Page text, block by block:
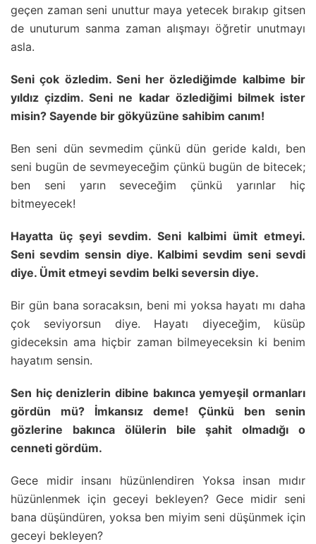
geçen zaman seni unuttur maya yetecek bırakıp gitsen
de unuturum sanma zaman alışmayı öğretir unutmayı
asla.
Seni çok özledim. Seni her özlediğimde kalbime bir
yıldız çizdim. Seni ne kadar özlediğimi bilmek ister
misin? Sayende bir gökyüzüne sahibim canım!
Ben seni dün sevmedim çünkü dün geride kaldı, ben
seni bugün de sevmeyeceğim çünkü bugün de bitecek;
ben seni yarın seveceğim çünkü yarınlar hiç
bitmeyecek!
Hayatta üç şeyi sevdim. Seni kalbimi ümit etmeyi.
Seni sevdim sensin diye. Kalbimi sevdim seni sevdi
diye. Ümit etmeyi sevdim belki seversin diye.
Bir gün bana soracaksın, beni mi yoksa hayatı mı daha
çok seviyorsun diye. Hayatı diyeceğim, küsüp
gideceksin ama hiçbir zaman bilmeyeceksin ki benim
hayatım sensin.
Sen hiç denizlerin dibine bakınca yemyeşil ormanları
gördün mü? İmkansız deme! Çünkü ben senin
gözlerine bakınca ölülerin bile şahit olmadığı o
cenneti gördüm.
Gece midir insanı hüzünlendiren Yoksa insan mıdır
hüzünlenmek için geceyi bekleyen? Gece midir seni
bana düşündüren, yoksa ben miyim seni düşünmek için
geceyi bekleyen?